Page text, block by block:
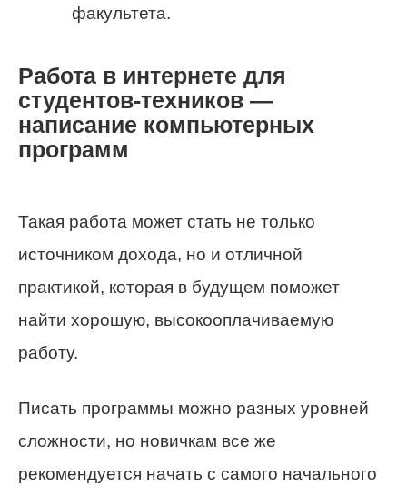
факультета.
Работа в интернете для
студентов-техников —
написание компьютерных
программ
Такая работа может стать не только
источником дохода, но и отличной
практикой, которая в будущем поможет
найти хорошую, высокооплачиваемую
работу.
Писать программы можно разных уровней
сложности, но новичкам все же
рекомендуется начать с самого начального